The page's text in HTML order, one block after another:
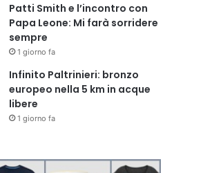
Patti Smith e l’incontro con
Papa Leone: Mi farà sorridere
sempre
1 giorno fa
Infinito Paltrinieri: bronzo
europeo nella 5 km in acque
libere
1 giorno fa